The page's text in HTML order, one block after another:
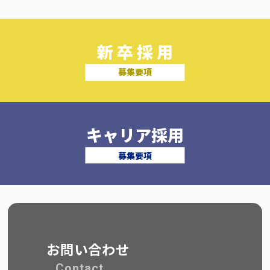
新 卒 採 用
募集要項
キャリア採用
募集要項
お問い合わせ